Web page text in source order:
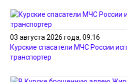
03 августа 2026 года, 09:16
Курские спасатели МЧС России
транспортер